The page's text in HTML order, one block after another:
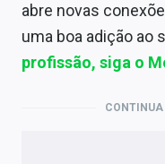
abre novas
uma boa adição ao
profissão, siga o
CONTINUA